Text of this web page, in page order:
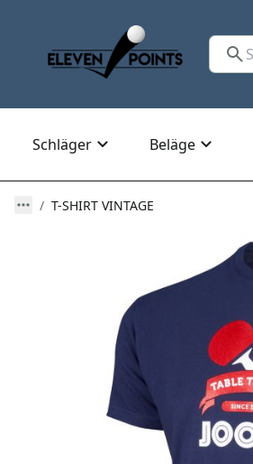
Schläger Beläge
T-SHIRT VINTAGE